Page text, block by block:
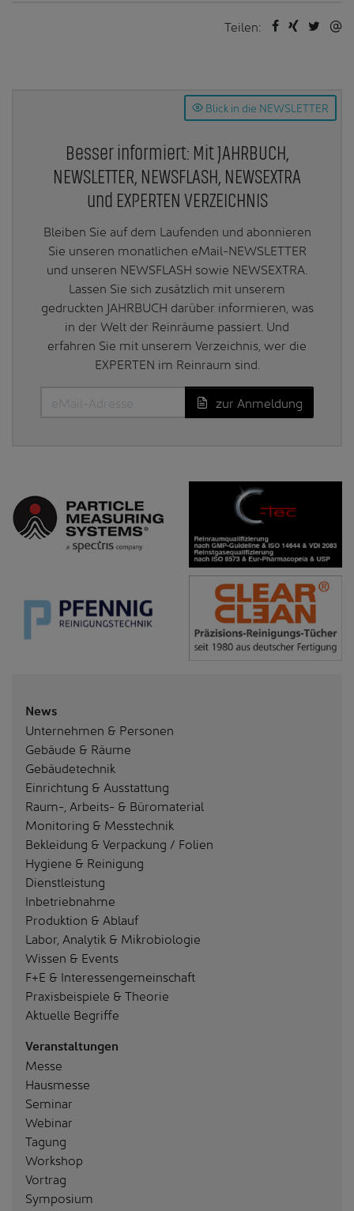
Teilen:
Blick in die NEWSLETTER
Besser informiert: Mit JAHRBUCH,
NEWSLETTER, NEWSFLASH, NEWSEXTRA
und EXPERTEN VERZEICHNIS
Bleiben Sie auf dem Laufenden und abonnieren
Sie unseren monatlichen eMail-NEWSLETTER
und unseren NEWSFLASH sowie NEWSEXTRA.
Lassen Sie sich zusätzlich mit unserem
gedruckten JAHRBUCH darüber informieren, was
in der Welt der Reinräume passiert. Und
erfahren Sie mit unserem Verzeichnis, wer die
EXPERTEN im Reinraum sind.
zur Anmeldung
News
Unternehmen & Personen
Gebäude & Räume
Gebäudetechnik
Einrichtung & Ausstattung
Raum-, Arbeits- & Büromaterial
Monitoring & Messtechnik
Bekleidung & Verpackung / Folien
Hygiene & Reinigung
Dienstleistung
Inbetriebnahme
Produktion & Ablauf
Labor, Analytik & Mikrobiologie
Wissen & Events
F+E & Interessengemeinschaft
Praxisbeispiele & Theorie
Aktuelle Begriffe
Veranstaltungen
Messe
Hausmesse
Seminar
Webinar
Tagung
Workshop
Vortrag
Symposium